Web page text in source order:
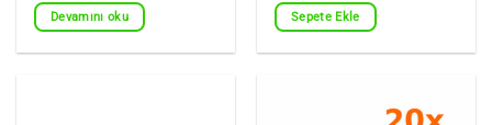
Devamını oku Sepete Ekle